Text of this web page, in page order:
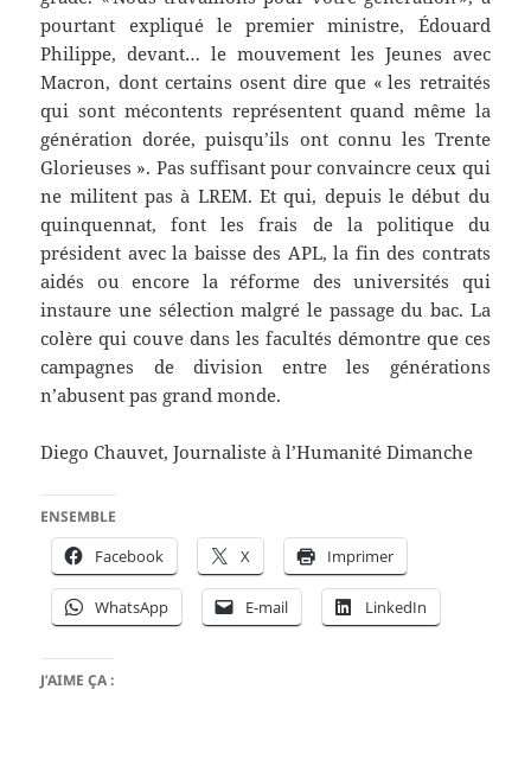
pourtant expliqué le premier ministre, Édouard
Philippe, devant… le mouvement les Jeunes avec
Macron, dont certains osent dire que « les retraités
qui sont mécontents représentent quand même la
génération dorée, puisqu’ils ont connu les Trente
Glorieuses ». Pas suffisant pour convaincre ceux qui
ne militent pas à LREM. Et qui, depuis le début du
quinquennat, font les frais de la politique du
président avec la baisse des APL, la fin des contrats
aidés ou encore la réforme des universités qui
instaure une sélection malgré le passage du bac. La
colère qui couve dans les facultés démontre que ces
campagnes de division entre les générations
n’abusent pas grand monde.
Diego Chauvet, Journaliste à l’Humanité Dimanche
ENSEMBLE
Facebook X Imprimer
WhatsApp E-mail LinkedIn
J’AIME ÇA :